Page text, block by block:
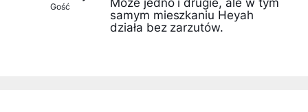
Gość
Może jedno i drugie, ale w tym
samym mieszkaniu Heyah
działa bez zarzutów.